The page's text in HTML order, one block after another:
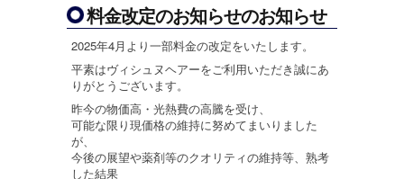
料金改定のお知らせのお知らせ
2025年4月より一部料金の改定をいたします。
平素はヴィシュヌヘアーをご利用いただき誠にあ
りがとうございます。
昨今の物価高・光熱費の高騰を受け、
可能な限り現価格の維持に努めてまいりました
が、
今後の展望や薬剤等のクオリティの維持等、熟考
した結果